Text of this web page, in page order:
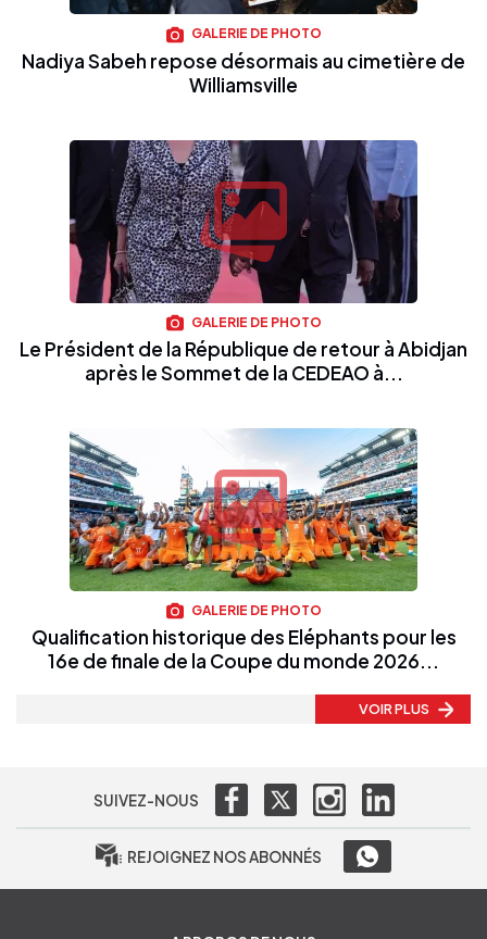
GALERIE DE PHOTO
Nadiya Sabeh repose désormais au cimetière de
Williamsville
GALERIE DE PHOTO
Le Président de la République de retour à Abidjan
après le Sommet de la CEDEAO à...
GALERIE DE PHOTO
Qualification historique des Eléphants pour les
16e de finale de la Coupe du monde 2026...
VOIR PLUS
SUIVEZ-NOUS
REJOIGNEZ NOS ABONNÉS